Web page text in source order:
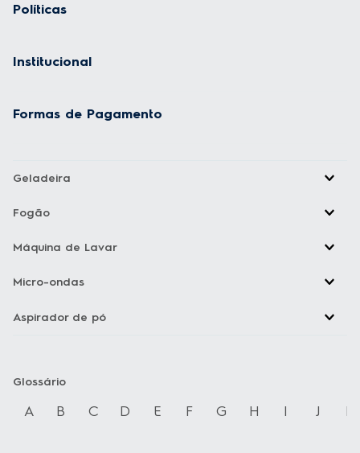
Políticas
Institucional
Formas de Pagamento
Geladeira
Fogão
Máquina de Lavar
Micro-ondas
Aspirador de pó
Glossário
A B C D E F G H I J K